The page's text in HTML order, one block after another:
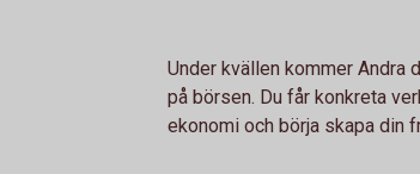
Under kvällen kommer Andra
på börsen. Du får konkreta
ekonomi och börja skapa din